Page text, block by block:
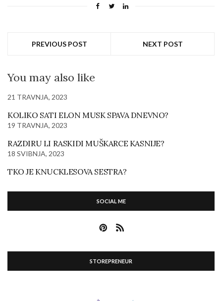
PREVIOUS POST NEXT POST
You may also like
21 TRAVNJA, 2023
KOLIKO SATI ELON MUSK SPAVA DNEVNO?
19 TRAVNJA, 2023
RAZDIRU LI RASKIDI MUŠKARCE KASNIJE?
18 SVIBNJA, 2023
TKO JE KNUCKLESOVA SESTRA?
SOCIAL ME
STOREPRENEUR